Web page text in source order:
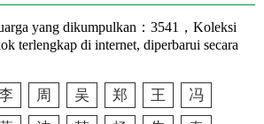
yang dikumpulkan：3541，Koleksi
terlengkap di internet, diperbarui secara
周 吴 郑 王
冯